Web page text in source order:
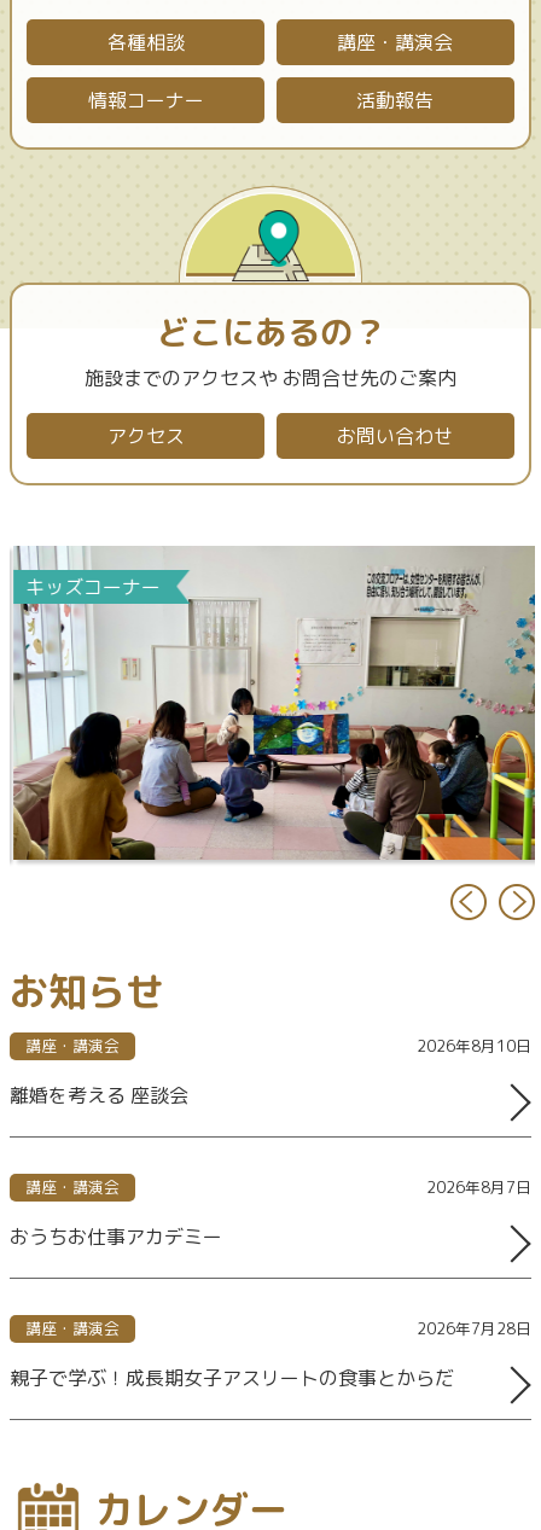
各種相談 講座・講演会
情報コーナー 活動報告
どこにあるの？
施設までのアクセスや お問合せ先のご案内
アクセス お問い合わせ
お知らせ
講座・講演会 2026年8月10日
離婚を考える 座談会
講座・講演会 2026年8月7日
おうちお仕事アカデミー
講座・講演会 2026年7月28日
親子で学ぶ！成長期女子アスリートの食事とからだ
キッズコーナー
カレンダー